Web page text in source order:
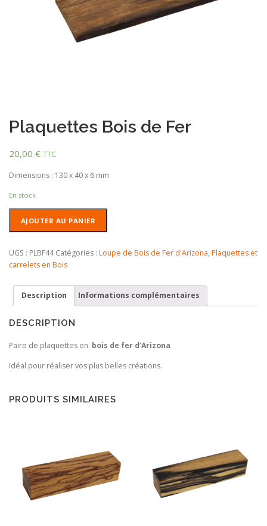
Plaquettes Bois de Fer
20,00 € TTC
Dimensions : 130 x 40 x 6 mm
En stock
Bois
de
AJOUTER AU PANIER
UGS : PLBF44 Catégories : Loupe de Bois de Fer d'Arizona, Plaquettes et
carrelets en Bois
Description Informations complémentaires
DESCRIPTION
Paire de plaquettes en bois de fer d’Arizona
Idéal pour réaliser vos plus belles créations.
PRODUITS SIMILAIRES